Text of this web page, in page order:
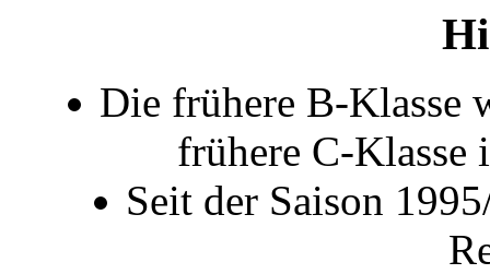
Die frühere B-Klasse
frühere C-Klasse
Seit der Saison